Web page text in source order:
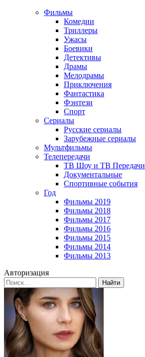
Фильмы
Комедии
Триллеры
Ужасы
Боевики
Детективы
Драмы
Мелодрамы
Приключения
Фантастика
Фэнтези
Спорт
Сериалы
Русские сериалы
Зарубежные сериалы
Мультфильмы
Телепередачи
ТВ Шоу и ТВ Передачи
Документальные
Спортивные события
Год
Фильмы 2019
Фильмы 2018
Фильмы 2017
Фильмы 2016
Фильмы 2015
Фильмы 2014
Фильмы 2013
Авторизация
Найти